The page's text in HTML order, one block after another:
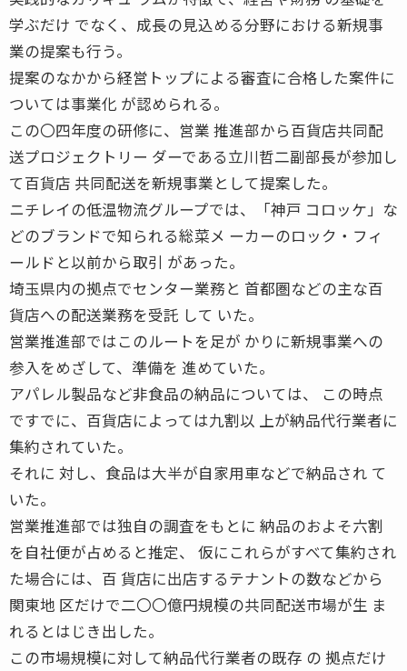
学ぶだけ でなく、成長の見込める分野における新規事
業の提案も行う。
提案のなかから経営トップによる審査に合格した案件に
ついては事業化 が認められる。
この〇四年度の研修に、営業 推進部から百貨店共同配
送プロジェクトリー ダーである立川哲二副部長が参加し
て百貨店 共同配送を新規事業として提案した。
ニチレイの低温物流グループでは、「神戸 コロッケ」な
どのブランドで知られる総菜メ ーカーのロック・フィ
ールドと以前から取引 があった。
埼玉県内の拠点でセンター業務と 首都圏などの主な百
貨店への配送業務を受託 して いた。
営業推進部ではこのルートを足が かりに新規事業への
参入をめざして、準備を 進めていた。
アパレル製品など非食品の納品については、 この時点
ですでに、百貨店によっては九割以 上が納品代行業者に
集約されていた。
それに 対し、食品は大半が自家用車などで納品され て
いた。
営業推進部では独自の調査をもとに 納品のおよそ六割
を自社便が占めると推定、 仮にこれらがすべて集約され
た場合には、百 貨店に出店するテナントの数などから
関東地 区だけで二〇〇億円規模の共同配送市場が生 ま
れるとはじき出した。
この市場規模に対して納品代行業者の既存 の 拠点だけ